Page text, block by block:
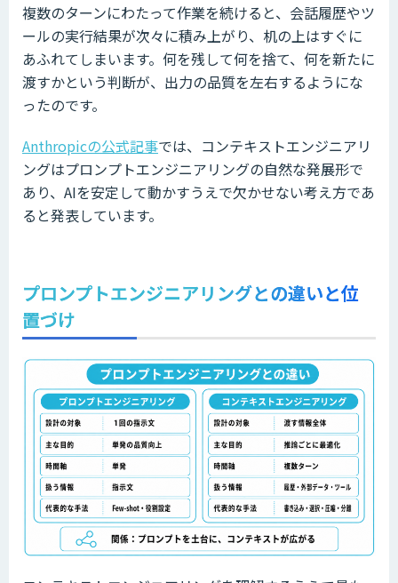
複数のターンにわたって作業を続けると、会話履歴やツ
ールの実行結果が次々に積み上がり、机の上はすぐに
あふれてしまいます。何を残して何を捨て、何を新たに
渡すかという判断が、出力の品質を左右するようにな
ったのです。
Anthropicの公式記事では、コンテキストエンジニアリ
ングはプロンプトエンジニアリングの自然な発展形で
あり、AIを安定して動かすうえで欠かせない考え方であ
ると発表しています。
プロンプトエンジニアリングとの違いと位
置づけ